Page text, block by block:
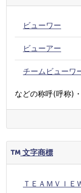
ビューワー
ビューアー
チームビューワ
などの称呼(呼称)
文字商標
ＴＥＡＭＶＩＥ